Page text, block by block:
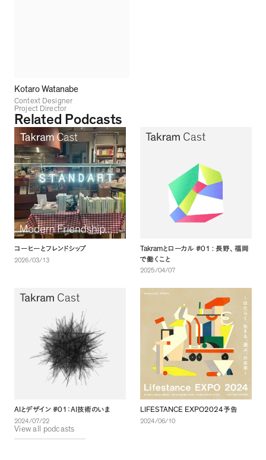
Kotaro Watanabe
Context Designer
Project Director
Related Podcasts
コーヒーとフレンドシップ
2026/03/13
Takramとローカル #01 : 長野、 福岡
で働くこと
2025/04/07
AI とデザイン #01 ：AI 技術のいま
2024/07/22
LIFESTANCE EXPO2024予告
2024/06/10
View all podcasts